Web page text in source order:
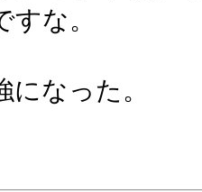
な。
なった。